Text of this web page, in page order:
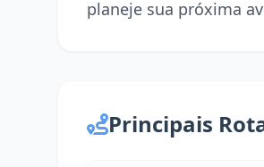
planeje sua próxima
Principais